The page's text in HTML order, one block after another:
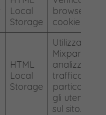
Local
Storage
browser
cookie
HTML
Local
Storage
Utilizzato da
Mixpanel
analizzare il
traffico, in
particolare
gli utenti
sul sito.